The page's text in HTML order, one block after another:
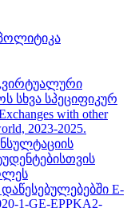
სხვა სპეციფიკურ
with other
2023-2025.
E-
1-GE-EPPKA2-